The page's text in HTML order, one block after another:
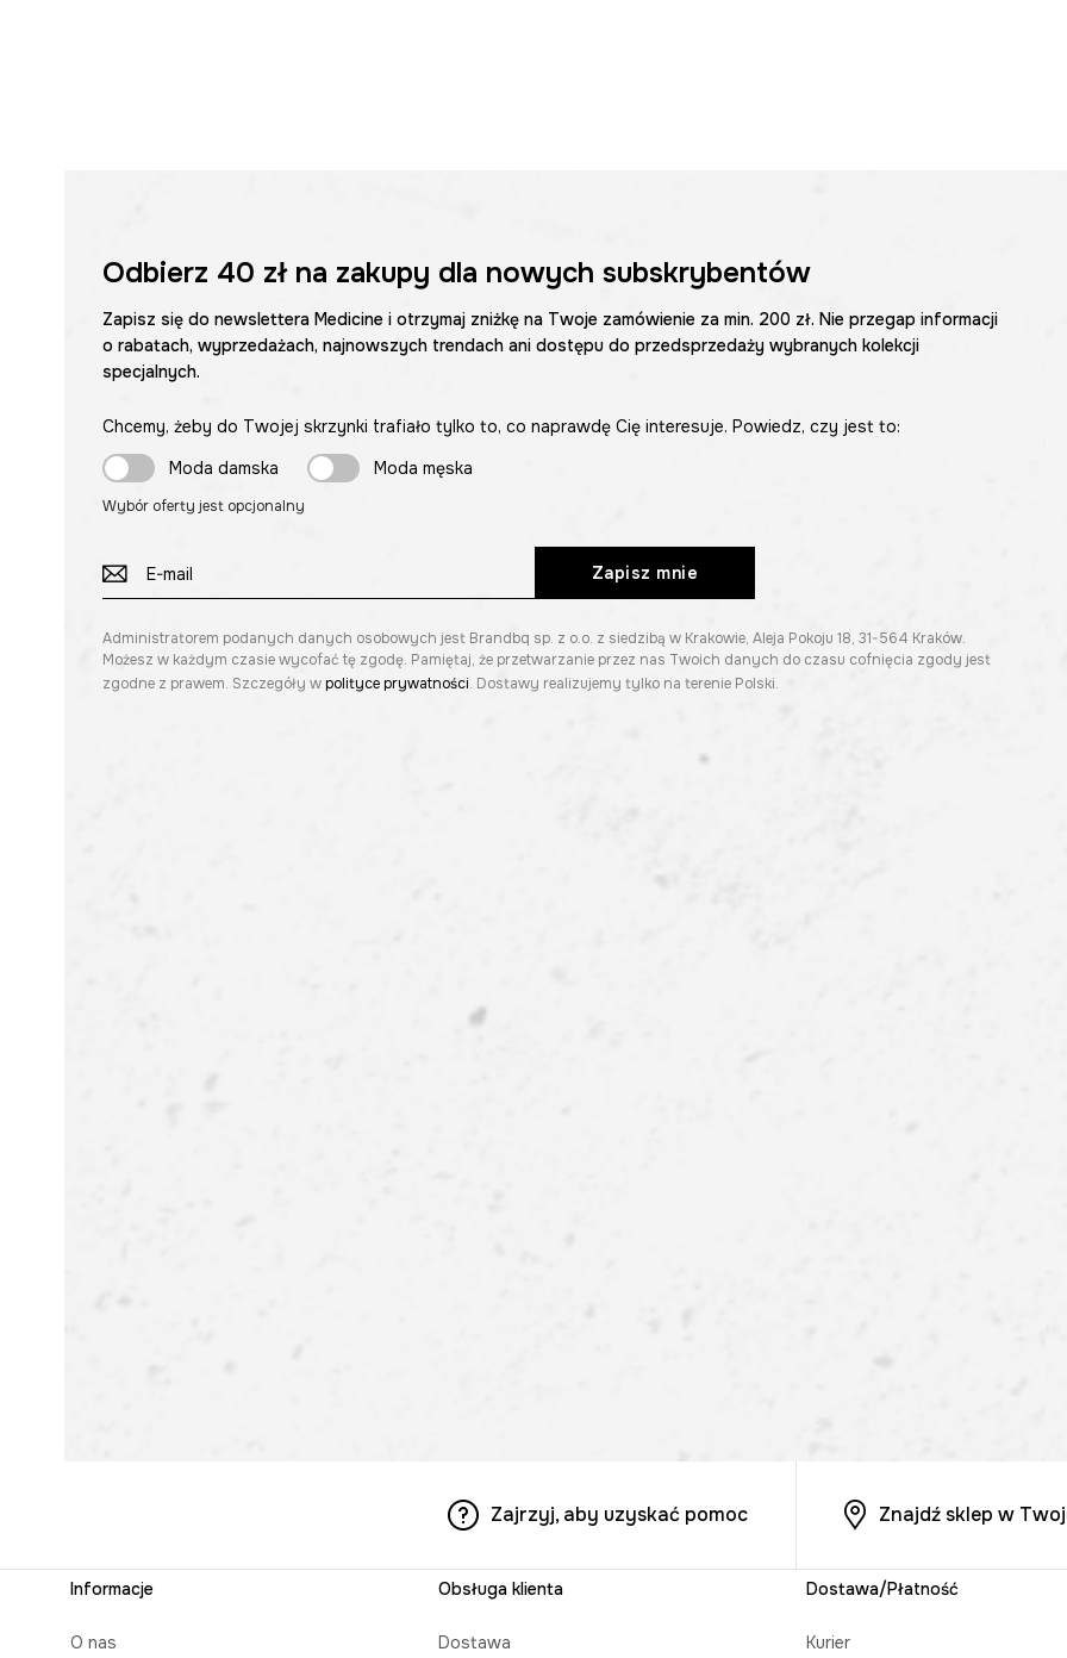
Odbierz 40 złna zakupy dla nowych subskrybentów
Zapisz się do newslettera Medicine i otrzymaj zniżkę na Twoje zamówienie za min. 200 zł. Nie przegap informacji
o rabatach, wyprzedażach, najnowszych trendach ani dostępu do przedsprzedaży wybranych kolekcji
specjalnych.
Chcemy, żeby do Twojej skrzynki trafiało tylko to, co naprawdę Cię interesuje. Powiedz, czy jest to:
Moda damska
Moda męska
Wybór oferty jest opcjonalny
Zapisz mnie
Administratorem podanych danych osobowych jest Brandbq sp. z o.o. z siedzibą w Krakowie, Aleja Pokoju 18, 31-564 Kraków.
Możesz w każdym czasie wycofać tę zgodę. Pamiętaj, że przetwarzanie przez nas Twoich danych do czasu cofnięcia zgody jest
zgodne z prawem. Szczegóły w polityce prywatności. Dostawy realizujemy tylko na terenie Polski.
Zajrzyj, aby uzyskać pomoc Znajdź sklep w
Informacje
O nas
Obsługa klienta
Dostawa
Dostawa/Płatność
Kurier